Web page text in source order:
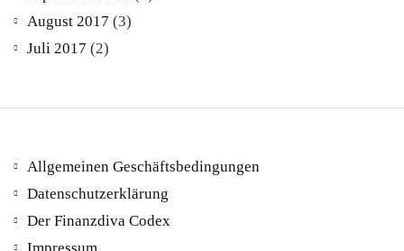
August 2017 (3)
Juli 2017 (2)
Allgemeinen Geschäftsbedingungen
Datenschutzerklärung
Der Finanzdiva Codex